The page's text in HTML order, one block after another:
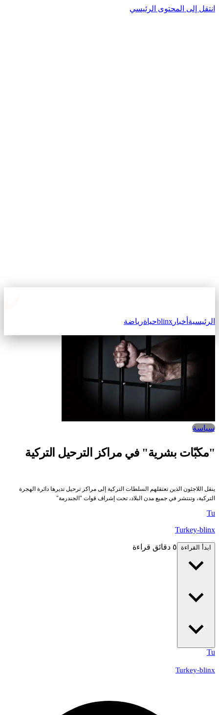
انتقل إلى المحتوى الرئيسي
الرئيسية أخبار blinxحياةرياضة
سياسة
"مكبّات بشرية" في مراكز الترحيل التركية
ينقل اللاجئون الذين تعتقلهم السلطات التركية إلى مراكز ترحيل تديرها دائرة الهجرة
التركية، وتنتشر في جميع مدن البلاد، تحت إشراف قوات "الجندرمة"
Tu
Turkey-blinx
ابدأ القراءة ٥ دقائق قراءة
Tu
Turkey-blinx